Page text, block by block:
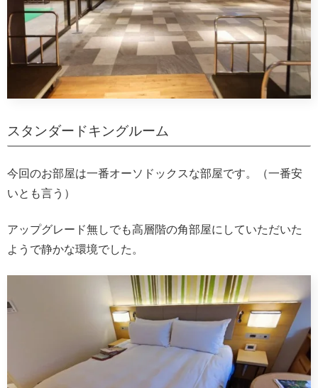
スタンダードキングルーム
今回のお部屋は一番オーソドックスな部屋です。（一番安
いとも言う）
アップグレード無しでも高層階の角部屋にしていただいた
ようで静かな環境でした。